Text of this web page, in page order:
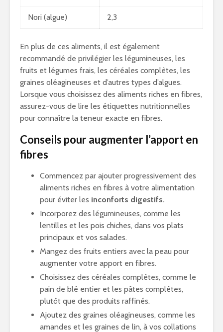
Nori (algue) 2,3
En plus de ces aliments, il est également
recommandé de privilégier les légumineuses, les
fruits et légumes frais, les céréales complètes, les
graines oléagineuses et d’autres types d’algues.
Lorsque vous choisissez des aliments riches en fibres,
assurez-vous de lire les étiquettes nutritionnelles
pour connaître la teneur exacte en fibres.
Conseils pour augmenter l’apport en
fibres
Commencez par ajouter progressivement des
aliments riches en fibres à votre alimentation
pour éviter les inconforts digestifs.
Incorporez des légumineuses, comme les
lentilles et les pois chiches, dans vos plats
principaux et vos salades.
Mangez des fruits entiers avec la peau pour
augmenter votre apport en fibres.
Choisissez des céréales complètes, comme le
pain de blé entier et les pâtes complètes,
plutôt que des produits raffinés.
Ajoutez des graines oléagineuses, comme les
amandes et les graines de lin, à vos collations